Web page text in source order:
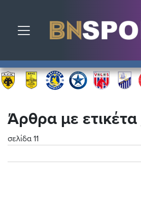
Toggle navigation
Άρθρα με ετικέτα
σελίδα 11